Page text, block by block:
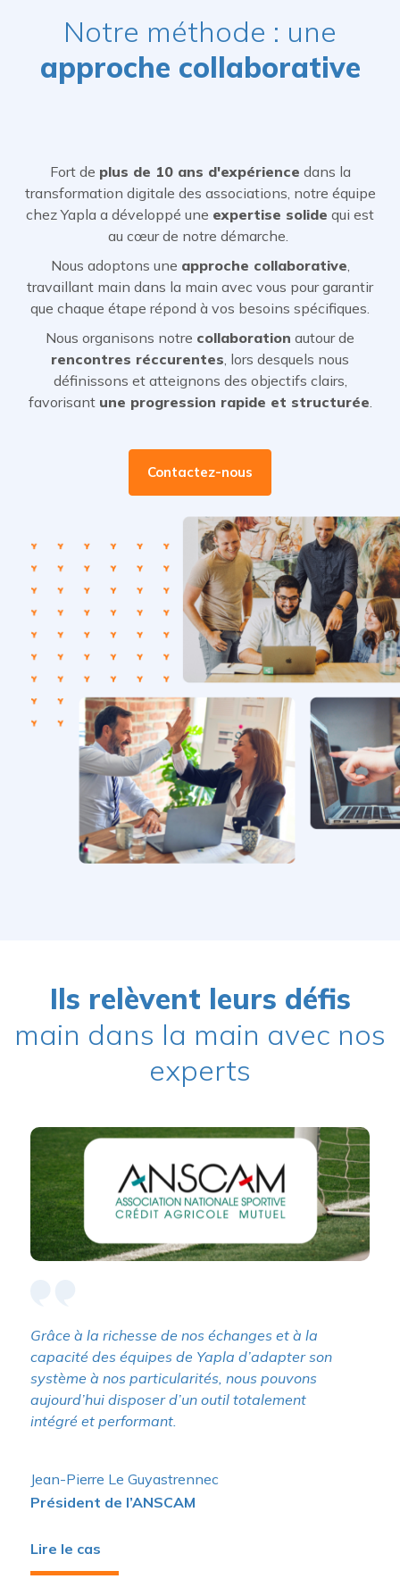
Notre méthode : une
approche collaborative
Fort de plus de 10 ans d'expérience dans la
transformation digitale des associations, notre équipe
chez Yapla a développé une expertise solide qui est
au cœur de notre démarche.
Nous adoptons une approche collaborative
travaillant main dans la main avec vous pour garantir
que chaque étape répond à vos besoins spécifiques.
Nous organisons notre collaboration autour de
rencontres réccurentes , lors desquels nous
définissons et atteignons des objectifs clairs,
favorisant une progression rapide et structurée
Contactez-nous
Ils relèvent leurs défis
main dans la main avec nos
experts
Grâce à la richesse de nos échanges et à la
capacité des équipes de Yapla d’adapter son
système à nos particularités, nous pouvons
aujourd’hui disposer d’un outil totalement
intégré et performant.
Jean-Pierre Le Guyastrennec
Président de l’ANSCAM
Lire le cas